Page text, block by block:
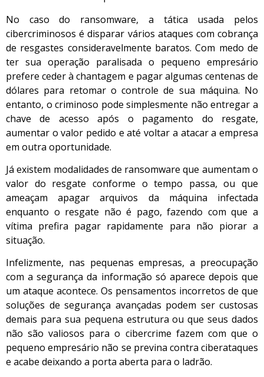
No caso do ransomware, a tática usada pelos
cibercriminosos é disparar vários ataques com cobrança
de resgastes consideravelmente baratos. Com medo de
ter sua operação paralisada o pequeno empresário
prefere ceder à chantagem e pagar algumas centenas de
dólares para retomar o controle de sua máquina. No
entanto, o criminoso pode simplesmente não entregar a
chave de acesso após o pagamento do resgate,
aumentar o valor pedido e até voltar a atacar a empresa
em outra oportunidade.
Já existem modalidades de ransomware que aumentam o
valor do resgate conforme o tempo passa, ou que
ameaçam apagar arquivos da máquina infectada
enquanto o resgate não é pago, fazendo com que a
vítima prefira pagar rapidamente para não piorar a
situação.
Infelizmente, nas pequenas empresas, a preocupação
com a segurança da informação só aparece depois que
um ataque acontece. Os pensamentos incorretos de que
soluções de segurança avançadas podem ser custosas
demais para sua pequena estrutura ou que seus dados
não são valiosos para o cibercrime fazem com que o
pequeno empresário não se previna contra ciberataques
e acabe deixando a porta aberta para o ladrão.